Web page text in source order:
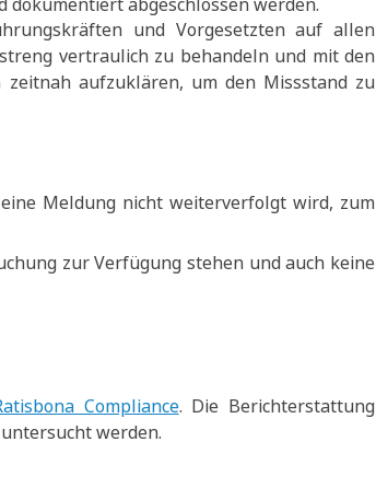
und Vorgesetzten auf allen
vertraulich zu behandeln und mit den
aufzuklären, um den Missstand zu
Meldung nicht weiterverfolgt wird, zum
zur Verfügung stehen und auch keine
Compliance. Die Berichterstattung
untersucht werden.